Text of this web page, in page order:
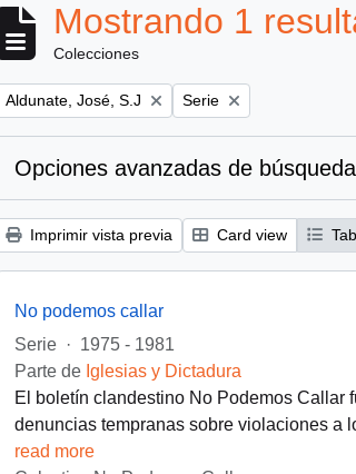
Mostrando 1
Colecciones
Remove filter:
Aldunate, José, S.J Remove filter:
Serie
Opciones avanzadas de búsqueda
Imprimir vista previa Card view
No podemos callar
Serie · 1975 - 1981
Parte de Iglesias y Dictadura
El boletín clandestino No Podemos Callar
denuncias tempranas sobre violaciones a
read more